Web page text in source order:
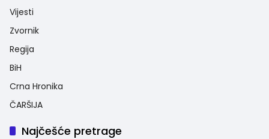
Vijesti
Zvornik
Regija
BiH
Crna Hronika
ČARŠIJA
Najčešće pretrage